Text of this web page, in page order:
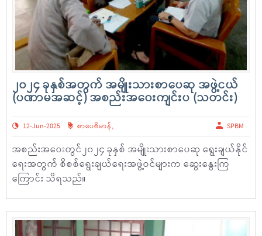
၂၀၂၄ ခုနှစ်အတွက် အမျိုးသားစာပေဆု အဖွဲ့ငယ်
(ပဏာမအဆင့်) အစည်းအဝေးကျင်းပ (သတင်း)
12-Jun-2025 စာပေဗိမာန်, SPBM
အစည်းအဝေးတွင်၂၀၂၄ ခုနှစ် အမျိုးသားစာပေဆု ရွေးချယ်နိုင်
ရေးအတွက် စိစစ်ရွေးချယ်ရေးအဖွဲ့ဝင်များက ဆွေးနွေးကြ
ကြောင်း သိရသည်။